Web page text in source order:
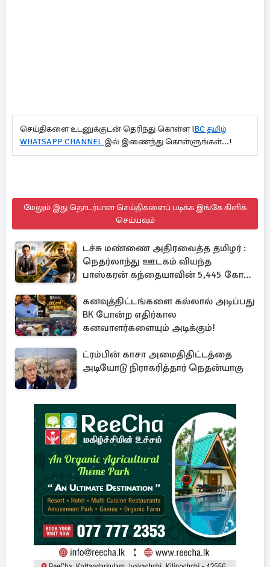
செய்திகளை உடனுக்குடன் தெரிந்து கொள்ள IBC தமிழ்
WHATSAPP CHANNEL இல் இணைந்து கொள்ளுங்கள்...!
மேலும் இது தொடர்பான செய்திகளைப் படிக்க இங்கே கிளிக்
செய்யவும்
டச்சு மண்ணை அதிரவைத்த தமிழர் :
நெதர்லாந்து ஊடகம் வியந்த
பாஸ்கரன் கந்தையாவின் 5,445 கோடி
கனவுத்திட்டங்களை கல்லால் அடிப்பது
BK போன்ற எதிர்கால
கனவாளர்களையும் அடிக்கும்!
ட்ரம்பின் காசா அமைதிதிட்டத்தை
அடியோடு நிராகரித்தார் நெதன்யாகு